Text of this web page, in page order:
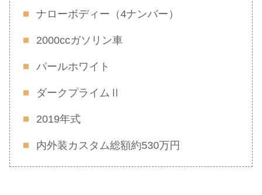
ナローボディー（4ナンバー）
2000ccガソリン車
パールホワイト
ダークプライムⅡ
2019年式
内外装カスタム総額約530万円